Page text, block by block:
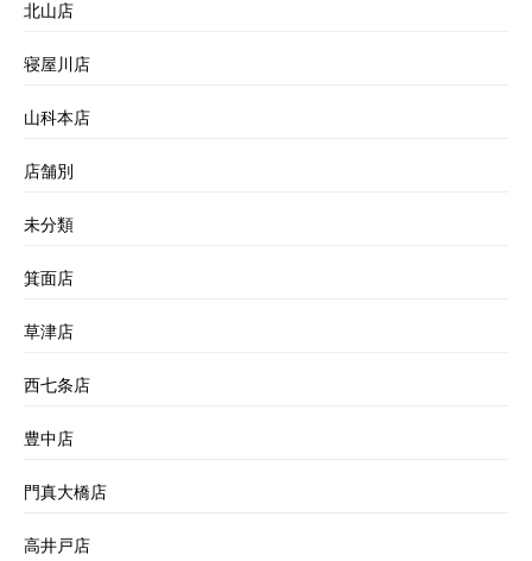
北山店
寝屋川店
山科本店
店舗別
未分類
箕面店
草津店
西七条店
豊中店
門真大橋店
高井戸店